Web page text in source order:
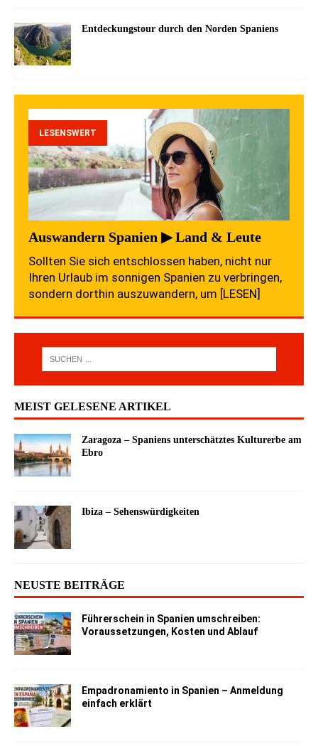
Entdeckungstour durch den Norden Spaniens
LESENSWERT
Auswandern Spanien ▶ Land & Leute
Sollten Sie sich entschlossen haben, nicht nur
Ihren Urlaub im sonnigen Spanien zu verbringen,
sondern dorthin auszuwandern, um [LESEN]
MEIST GELESENE ARTIKEL
Zaragoza – Spaniens unterschätztes Kulturerbe am
Ebro
Ibiza – Sehenswürdigkeiten
NEUSTE BEITRÄGE
Führerschein in Spanien umschreiben:
Voraussetzungen, Kosten und Ablauf
Empadronamiento in Spanien – Anmeldung
einfach erklärt